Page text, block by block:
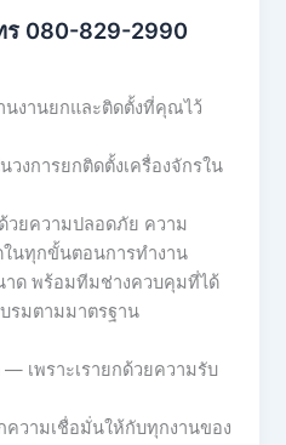
ร 080-829-2990
นงานยกและติดตั้งที่คุณไว้
งการยกติดตั้งเครื่องจักรใน
วยความปลอดภัย ความ
นทุกขั้นตอนการทำงาน
าด พร้อมทีมช่างควบคุมที่ได้
รมตามมาตรฐาน
เพราะเรายกด้วยความรับ
วามเชื่อมั่นให้กับทุกงานของ